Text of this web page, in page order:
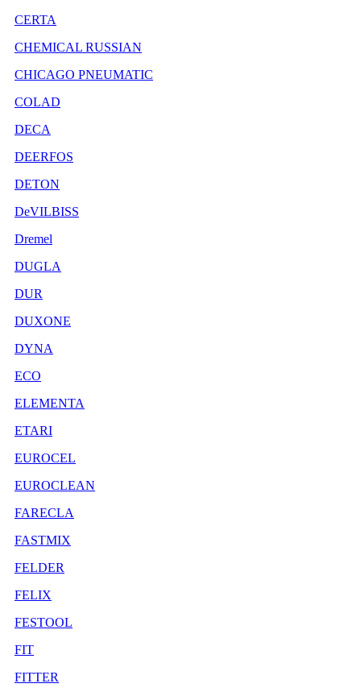
CERTA
CHEMICAL RUSSIAN
CHICAGO PNEUMATIC
COLAD
DECA
DEERFOS
DETON
DeVILBISS
Dremel
DUGLA
DUR
DUXONE
DYNA
ECO
ELEMENTA
ETARI
EUROCEL
EUROCLEAN
FARECLA
FASTMIX
FELDER
FELIX
FESTOOL
FIT
FITTER